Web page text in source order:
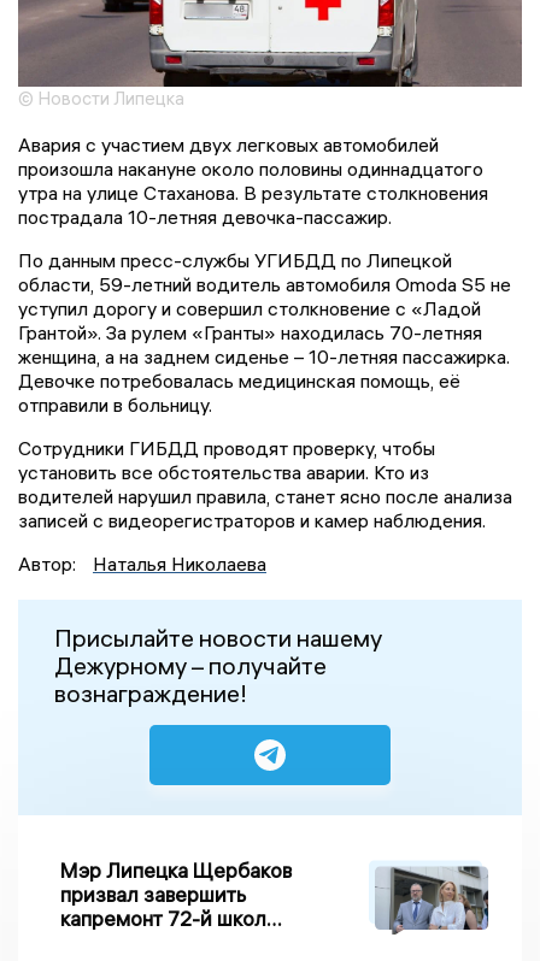
© Новости Липецка
Авария с участием двух легковых автомобилей
произошла накануне около половины одиннадцатого
утра на улице Стаханова. В результате столкновения
пострадала 10-летняя девочка-пассажир.
По данным пресс-службы УГИБДД по Липецкой
области, 59-летний водитель автомобиля Omoda S5 не
уступил дорогу и совершил столкновение с «Ладой
Грантой». За рулем «Гранты» находилась 70-летняя
женщина, а на заднем сиденье – 10-летняя пассажирка.
Девочке потребовалась медицинская помощь, её
отправили в больницу.
Сотрудники ГИБДД проводят проверку, чтобы
установить все обстоятельства аварии. Кто из
водителей нарушил правила, станет ясно после анализа
записей с видеорегистраторов и камер наблюдения.
Автор:
Наталья Николаева
Присылайте новости нашему
Дежурному – получайте
вознаграждение!
Мэр Липецка Щербаков
призвал завершить
капремонт 72-й школы